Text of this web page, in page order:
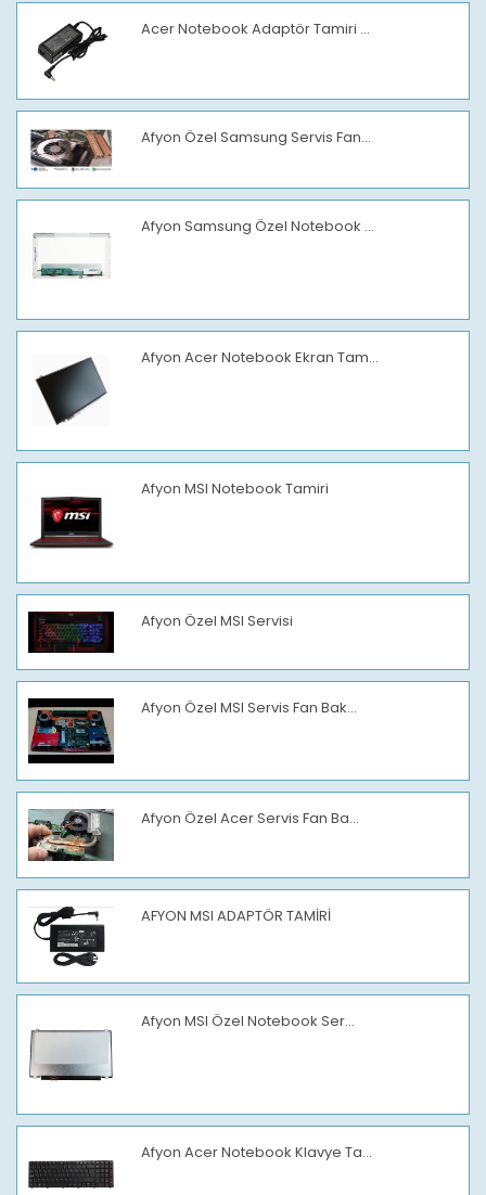
Acer Notebook Adaptör Tamiri ...
Afyon Özel Samsung Servis Fan...
Afyon Samsung Özel Notebook ...
Afyon Acer Notebook Ekran Tam...
Afyon MSI Notebook Tamiri
Afyon Özel MSI Servisi
Afyon Özel MSI Servis Fan Bak...
Afyon Özel Acer Servis Fan Ba...
AFYON MSI ADAPTÖR TAMİRİ
Afyon MSI Özel Notebook Ser...
Afyon Acer Notebook Klavye Ta...